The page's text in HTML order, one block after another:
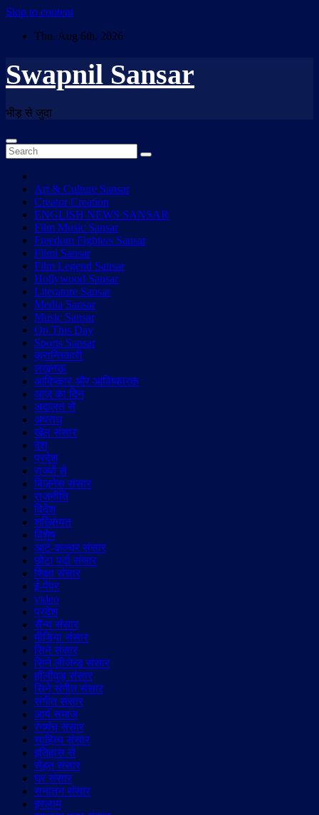
Skip to content
Thu. Aug 6th, 2026
Swapnil Sansar
भीड़ से जुदा
Art & Culture Sansar
Creator Creation
ENGLISH NEWS SANSAR
Film Music Sansar
Freedom Fighters Sansar
Filmi Sansar
Film Legend Sansar
Hollywood Sansar
Literature Sansar
Media Sansar
Music Sansar
On This Day
Sports Sansar
क्रान्तिकारी
लखनऊ
आविष्कार और आविष्कारक
आज का दिन
अदालत से
अपराध
खेल संसार
देश
प्रदेश
राज्यों से
बिज़नेस संसार
राजनीति
विदेश
शख़्सियत
विशेष
आर्ट-कल्चर संसार
छोटा पर्दा संसार
शिक्षा संसार
ई-पेपर
video
प्रदेश
सैन्य संसार
मीडिया संसार
सिने संसार
सिने लीजेन्ड संसार
हॉलीवुड़ संसार
सिने संगीत संसार
संगीत संसार
आर्य समाज
रंगमंच संसार
साहित्य संसार
इतिहास से
सेहत संसार
घर संसार
सनातन संसार
इस्लाम